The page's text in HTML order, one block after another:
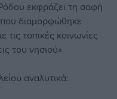
εκφράζει τη σαφή
που διαμορφώθηκε
τοπικές κοινωνίες
του νησιού»
αναλυτικά: